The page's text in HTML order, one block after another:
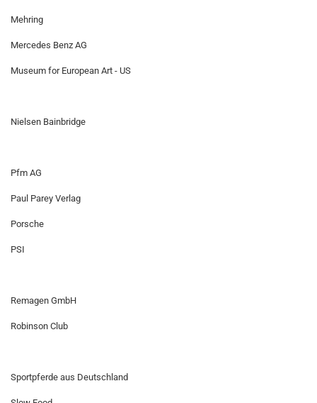
Mehring
Mercedes Benz AG
Museum for European Art - US
Nielsen Bainbridge
Pfm AG
Paul Parey Verlag
Porsche
PSI
Remagen GmbH
Robinson Club
Sportpferde aus Deutschland